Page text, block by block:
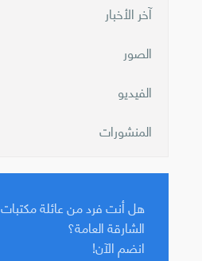
آخر الأخبار
الصور
الفيديو
المنشورات
هل أنت فرد من عائلة مكتبات
الشارقة العامة؟
انضم الآن!